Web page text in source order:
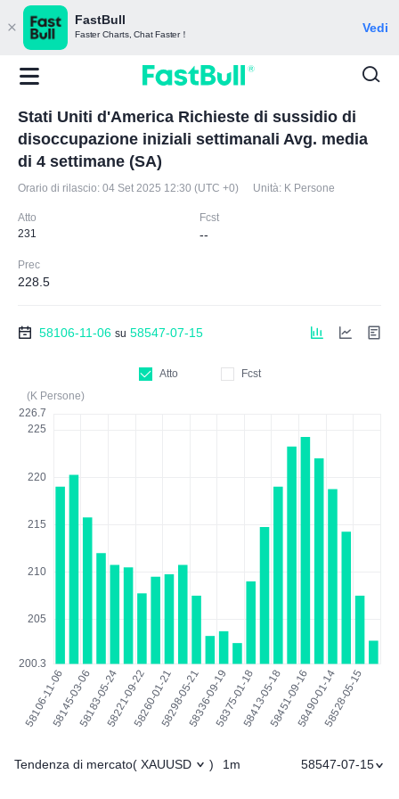
FastBull
Faster Charts, Chat Faster！ Vedi
Stati Uniti d'America Richieste di sussidio di
disoccupazione iniziali settimanali Avg. media
di 4 settimane (SA)
Orario di rilascio: 04 Set 2025 12:30 (UTC +0) Unità: K Persone
Atto
231
Fcst
--
Prec
228.5
58106-11-06 su 58547-07-15
Atto
Fcst
(K Persone)
Tendenza di mercato( XAUUSD ) 1m 58547-07-15